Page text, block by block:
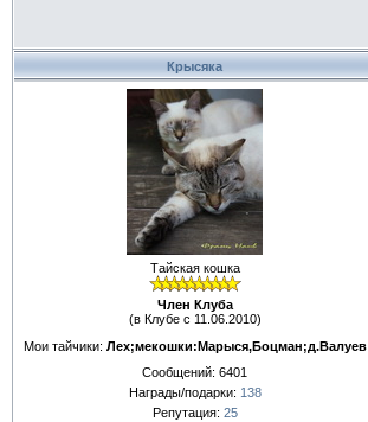
Крысяка
Тайская кошка
Член Клуба
(в Клубе с 11.06.2010)
Мои тайчики: Лех;мекошки:Марыся,Боцман;д.Валуев
Сообщений: 6401
Награды/подарки: 138
Репутация: 25